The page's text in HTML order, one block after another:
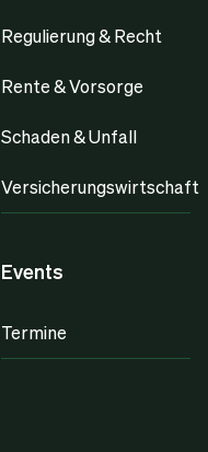
Regulierung & Recht
Rente & Vorsorge
Schaden & Unfall
Versicherungswirtschaft
Events
Termine